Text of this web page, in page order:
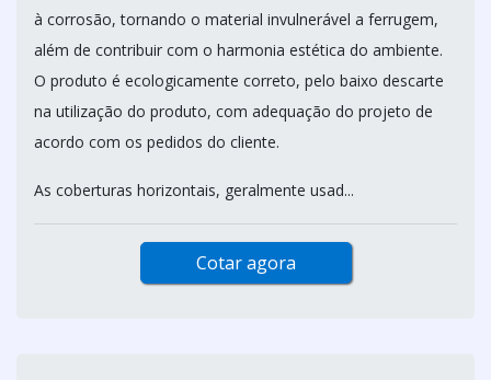
à corrosão, tornando o material invulnerável a ferrugem,
além de contribuir com o harmonia estética do ambiente.
O produto é ecologicamente correto, pelo baixo descarte
na utilização do produto, com adequação do projeto de
acordo com os pedidos do cliente.
As coberturas horizontais, geralmente usad...
Cotar agora